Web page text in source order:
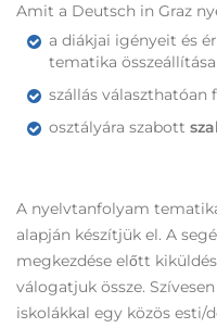
Amit a Deutsch in Graz
a diákjai igényeit és
tematika összeállítása
szállás választhatóan
osztályára szabott
A nyelvtanfolyam
alapján készítjük el. A
megkezdése előtt
válogatjuk össze.
iskolákkal egy közös esti/